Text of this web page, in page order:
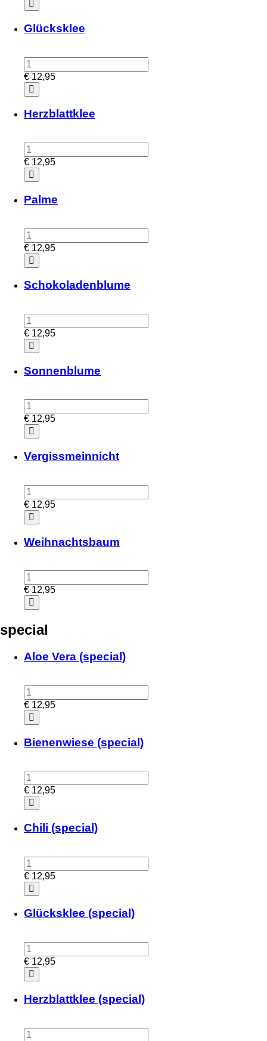
Glücksklee
€ 12,95
Herzblattklee
€ 12,95
Palme
€ 12,95
Schokoladenblume
€ 12,95
Sonnenblume
€ 12,95
Vergissmeinnicht
€ 12,95
Weihnachtsbaum
€ 12,95
special
Aloe Vera (special)
€ 12,95
Bienenwiese (special)
€ 12,95
Chili (special)
€ 12,95
Glücksklee (special)
€ 12,95
Herzblattklee (special)